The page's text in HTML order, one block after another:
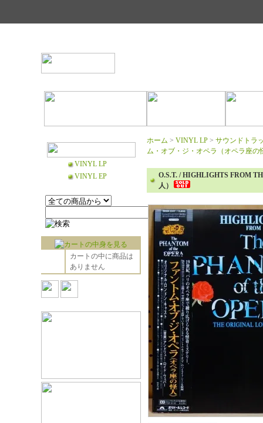
VINYL LP
VINYL EP
カートの中に商品は
ありません
ホーム > VINYL LP > サウンドトラ
ム・オブ・ジ・オペラ（オペラ座の
O.S.T. / HIGHLIGHTS FROM
人）